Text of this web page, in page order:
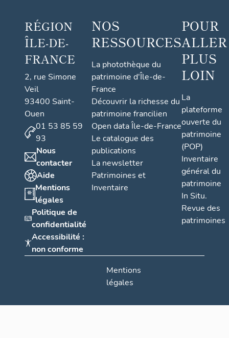
RÉGION
ÎLE-DE-
FRANCE
2, rue Simone
Veil
93400 Saint-
Ouen
01 53 85 59
93
Nous
contacter
Aide
Mentions
légales
Politique de
confidentialité
Accessibilité :
non conforme
NOS
RESSOURCES
La photothèque du
patrimoine d'Île-de-
France
Découvrir la richesse du
patrimoine francilien
Open data Île-de-France
Le catalogue des
publications
La newsletter
Patrimoines et
Inventaire
POUR
ALLER
PLUS
LOIN
La
plateforme
ouverte du
patrimoine
(POP)
Inventaire
général du
patrimoine
In Situ.
Revue des
patrimoines
Mentions
légales